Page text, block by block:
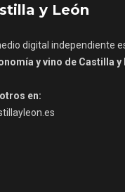
y León
digital independiente
y vino de Castilla y
en: